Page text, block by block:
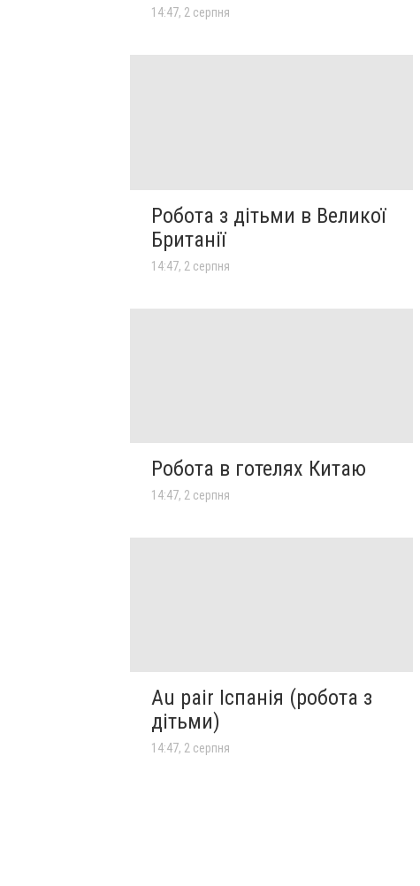
14:47, 2 серпня
Робота з дітьми в Великої
Британії
14:47, 2 серпня
Робота в готелях Китаю
14:47, 2 серпня
Au pair Іспанія (робота з
дітьми)
14:47, 2 серпня